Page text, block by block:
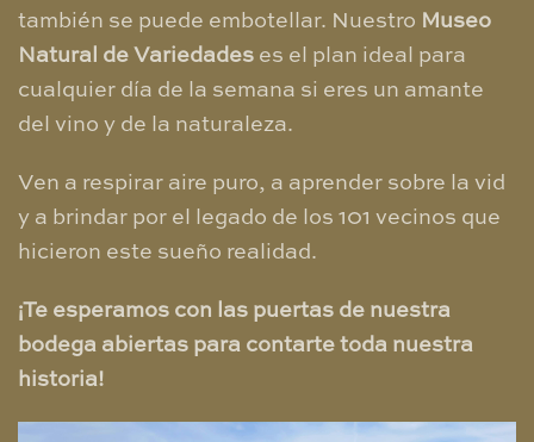
también se puede embotellar. Nuestro Museo
Natural de Variedades es el plan ideal para
cualquier día de la semana si eres un amante
del vino y de la naturaleza.
​Ven a respirar aire puro, a aprender sobre la vid
y a brindar por el legado de los 101 vecinos que
hicieron este sueño realidad.
¡Te esperamos con las puertas de nuestra
bodega abiertas para contarte toda nuestra
historia!